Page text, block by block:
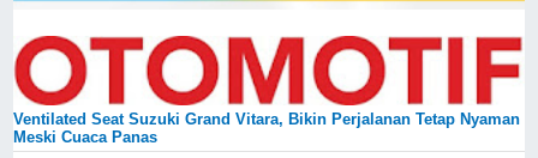
Ventilated Seat Suzuki Grand Vitara, Bikin Perjalanan Tetap Nyaman
Meski Cuaca Panas